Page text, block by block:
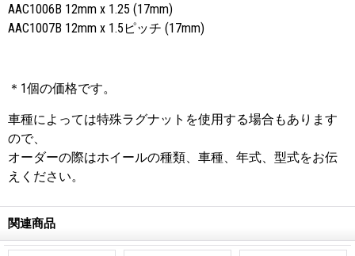
AAC1006B 12mm x 1.25 (17mm)
AAC1007B 12mm x 1.5ピッチ (17mm)
＊1個の価格です。
車種によっては特殊ラグナットを使用する場合もあります
ので、
オーダーの際はホイールの種類、車種、年式、型式をお伝
えください。
関連商品